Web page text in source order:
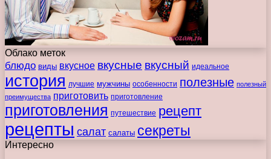
Облако меток
блюдо виды вкусное вкусные вкусный идеальное
история лучшие мужчины особенности полезные полезный
преимущества приготовить приготовление
приготовления путешествие рецепт
рецепты салат салаты секреты
Интересно